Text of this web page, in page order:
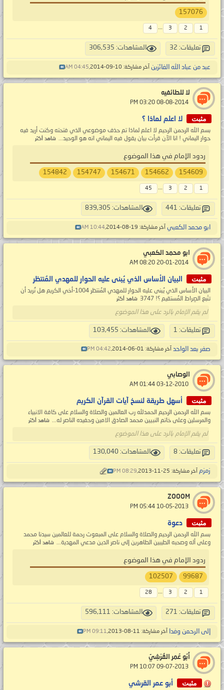
157076
1
2
3
...
4
تعليقات: 32 المشاهدات: 306,535
عبد من عباد الله الفائزين آخر مشاركة: 10-09-2014, 04:45 AM
لا للطائفيه
مثبت لا اعلم لماذا ؟
بسم الله الرحمن الرحيم لا اعلم لماذا تم حذف موضوعي الذي فتحته وكنت أريد فيه
حوار اليماني ! انا الآن قرأت بيان يقول فيه اليماني انه هو الوحيد... شاهد أكثر
ردود الإمام في هذا الموضوع
154609
154662
154671
154747
154842
1
2
3
...
45
تعليقات: 441 المشاهدات: 839,305
ابو محمد الكعبي آخر مشاركة: 19-08-2014, 10:44 AM
ابو محمد الكعبي
مثبت البيان الأساس الذي يُبنى عليه الحوار للمهدي المُنتظر
البيان الأساس الذي يُبنى عليه الحوار للمهدي المُنتظر 1004-أخي الكريم هل تُريد أن
تتّبع الصِراط المُستقيم ؟! 3747
شاهد أكثر
لم يقم الإمام بالرد على هذا الموضوع
تعليقات: 1 المشاهدات: 103,455
صفر بعد الواحد آخر مشاركة: 01-06-2014, 04:42 PM
الوصابي
مثبت أسهل طريقة لنسخ آيات القرآن الكريم
بسم الله الرحمن الرحيم الحمدلله رب العالمين والصلاة والسلام على كافة الانبياء
والمرسلين وعلى خاتم النبيين محمد الصادق الامين وحفيده الناصر له... شاهد أكثر
لم يقم الإمام بالرد على هذا الموضوع
تعليقات: 8 المشاهدات: 130,040
زمزم آخر مشاركة: 25-11-2013, 08:29 PM
ZOOOM
مثبت دعوة
بسم الله الرحمن الرحيم والصلاة والسلام على المبعوث رحمة للعالمين سيدنا محمد
وعلى أله وصحبه الطيبين الطاهرين إلى ناصر الدين مدعي المهدية... شاهد أكثر
ردود الإمام في هذا الموضوع
99687
102507
1
2
3
...
28
تعليقات: 271 المشاهدات: 596,111
إلى الرحمن وفدا آخر مشاركة: 11-08-2013, 09:11 PM
أَبُو عُمر القُرَشِيُ
مثبت أبو عمر القرشي